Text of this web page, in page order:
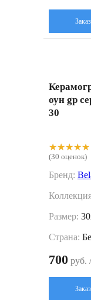
оун gp
30
★★★★★
★★★★★
(30 оценок)
Бренд:
Размер:
Страна:
700 руб.